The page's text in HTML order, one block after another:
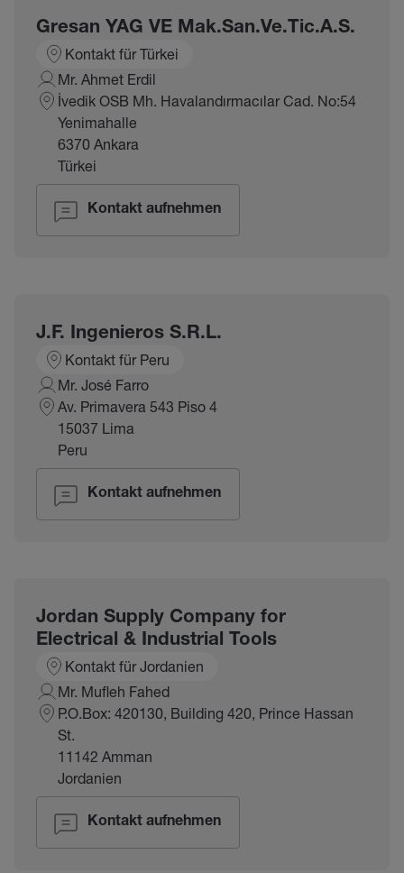
Gresan YAG VE Mak.San.Ve.Tic.A.S.
Kontakt für Türkei
Mr. Ahmet Erdil
İvedik OSB Mh. Havalandırmacılar Cad. No:54
Yenimahalle
6370 Ankara
Türkei
Kontakt aufnehmen
J.F. Ingenieros S.R.L.
Kontakt für Peru
Mr. José Farro
Av. Primavera 543 Piso 4
15037 Lima
Peru
Kontakt aufnehmen
Jordan Supply Company for
Electrical & Industrial Tools
Kontakt für Jordanien
Mr. Mufleh Fahed
P.O.Box: 420130, Building 420, Prince Hassan
St.
11142 Amman
Jordanien
Kontakt aufnehmen